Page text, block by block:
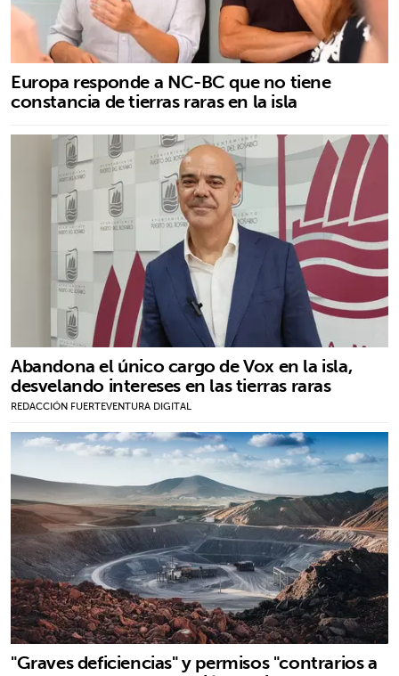
Europa responde a NC-BC que no tiene
constancia de tierras raras en la isla
Abandona el único cargo de Vox en la isla,
desvelando intereses en las tierras raras
REDACCIÓN FUERTEVENTURA DIGITAL
"Graves deficiencias" y permisos "contrarios a